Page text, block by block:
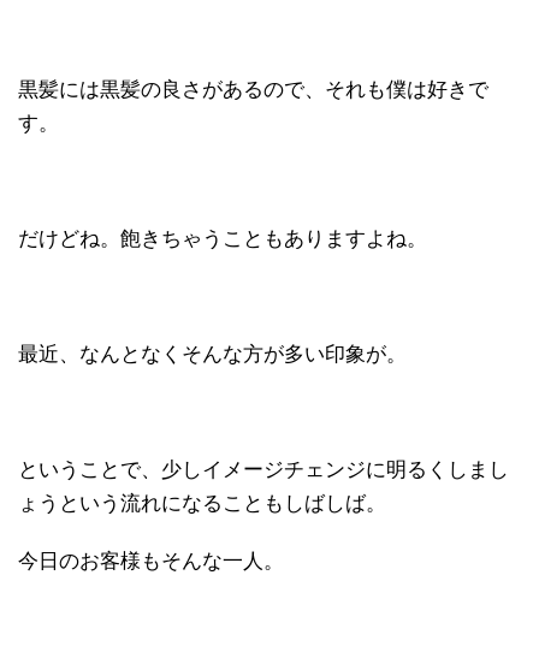
黒髪には黒髪の良さがあるので、それも僕は好きで
す。
だけどね。飽きちゃうこともありますよね。
最近、なんとなくそんな方が多い印象が。
ということで、少しイメージチェンジに明るくしまし
ょうという流れになることもしばしば。
今日のお客様もそんな一人。